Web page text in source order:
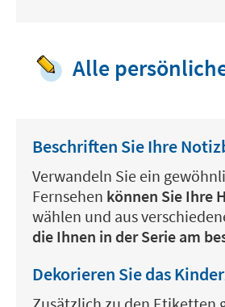
Alle
Beschriften Sie Ihre
Verwandeln Sie ein
Fernsehen können Sie Ihre
wählen und aus
die Ihnen in der Serie am
Dekorieren Sie das